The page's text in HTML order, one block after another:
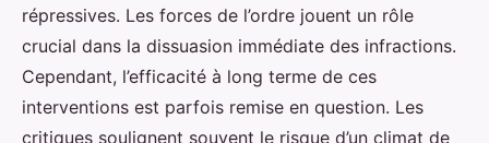
répressives. Les forces de l’ordre jouent un rôle
crucial dans la dissuasion immédiate des infractions.
Cependant, l’efficacité à long terme de ces
interventions est parfois remise en question. Les
critiques soulignent souvent le risque d’un climat de